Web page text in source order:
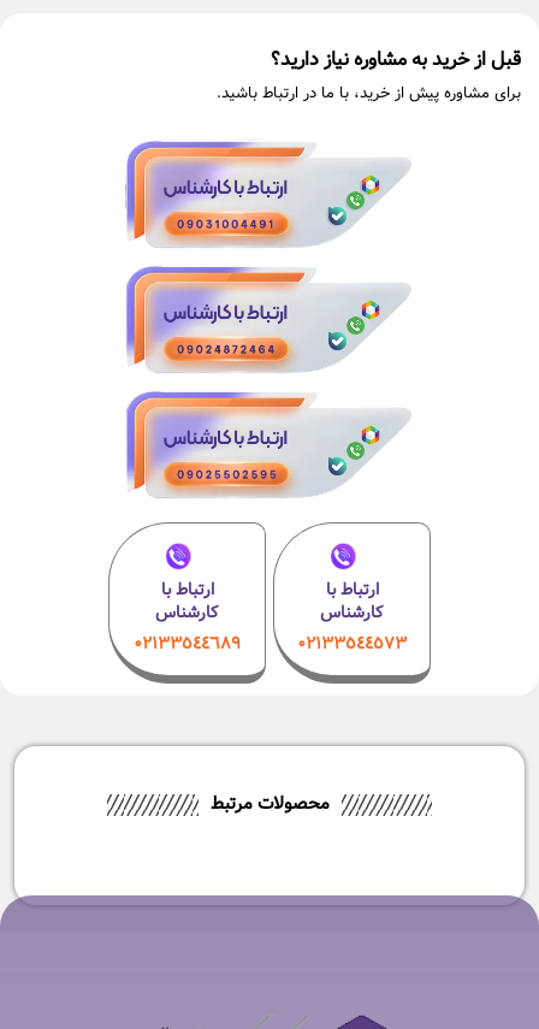
قبل از خرید به مشاوره نیاز دارید؟
برای مشاوره پیش از خرید، با ما در ارتباط باشید.
ارتباط با
کارشناس
۰٢١٣٣٥٤٤٥٧٣
ارتباط با
کارشناس
۰۲۱٣٣٥٤٤٦٨٩
محصولات مرتبط